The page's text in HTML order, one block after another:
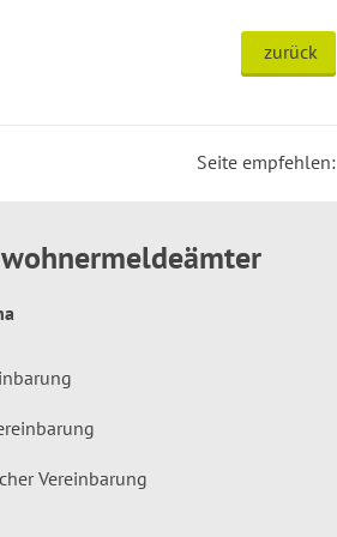
zurück
Seite empfehlen:
Vereinbarung